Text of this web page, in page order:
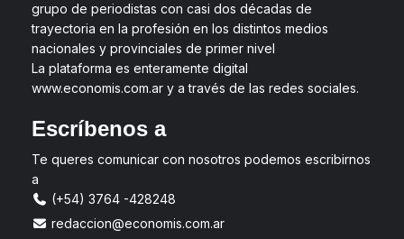
grupo de periodistas con casi dos décadas de
trayectoria en la profesión en los distintos medios
nacionales y provinciales de primer nivel
La plataforma es enteramente digital
www.economis.com.ar y a través de las redes sociales.
Escríbenos a
Te queres comunicar con nosotros podemos escribirnos
a
(+54) 3764 -428248
redaccion@economis.com.ar